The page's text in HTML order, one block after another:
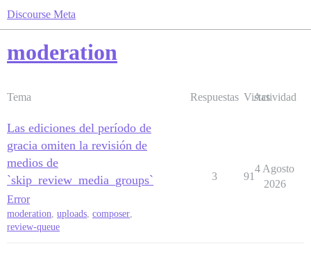
Discourse Meta
moderation
Tema Respuestas Vistas
Actividad
Las ediciones del período de
gracia omiten la revisión de
medios de
`skip_review_media_groups`
Error
moderation, uploads, composer,
review-queue
3 91
4 Agosto
2026